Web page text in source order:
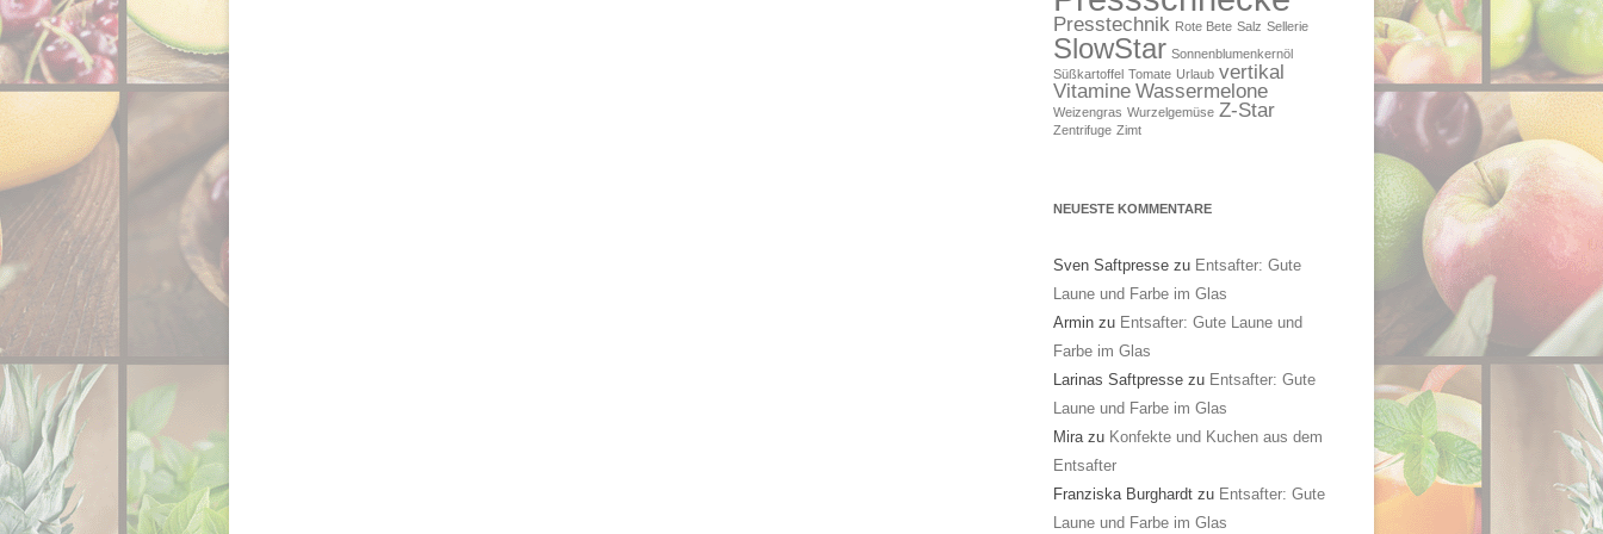
Presstechnik Rote Bete Salz Sellerie
SlowStar Sonnenblumenkernöl
Süßkartoffel Tomate Urlaub vertikal
Vitamine Wassermelone
Weizengras Wurzelgemüse Z-Star
Zentrifuge Zimt
NEUESTE KOMMENTARE
Sven Saftpressezu Entsafter: Gute
Laune und Farbe im Glas
Arminzu Entsafter: Gute Laune und
Farbe im Glas
Larinas Saftpressezu Entsafter: Gute
Laune und Farbe im Glas
Mirazu Konfekte und Kuchen aus dem
Entsafter
Franziska Burghardtzu Entsafter: Gute
Laune und Farbe im Glas